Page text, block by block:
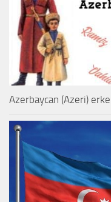
Azerbaycan (Azeri)